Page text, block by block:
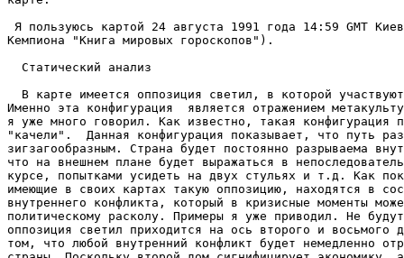
Я пользуюсь картой 24 августа 1991 года 14:59 GMT
Кемпиона "Книга мировых гороскопов").
  Статический анализ
В карте имеется оппозиция светил, в которой
Именно эта конфигурация  является отражением
я уже много говорил. Как известно, такая конфигурация
"качели".  Данная конфигурация показывает, что путь
зигзагообразным. Страна будет постоянно разрываема
что на внешнем плане будет выражаться в
курсе, попытками усидеть на двух стульях и т.д. Как
имеющие в своих картах такую оппозицию, находятся в
внутреннего конфликта, который в кризисные моменты
политическому расколу. Примеры я уже приводил. Не
оппозиция светил приходится на ось второго и восьмого
том, что любой внутренний конфликт будет немедленно